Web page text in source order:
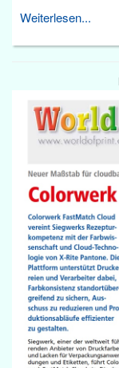
Weiterlesen...